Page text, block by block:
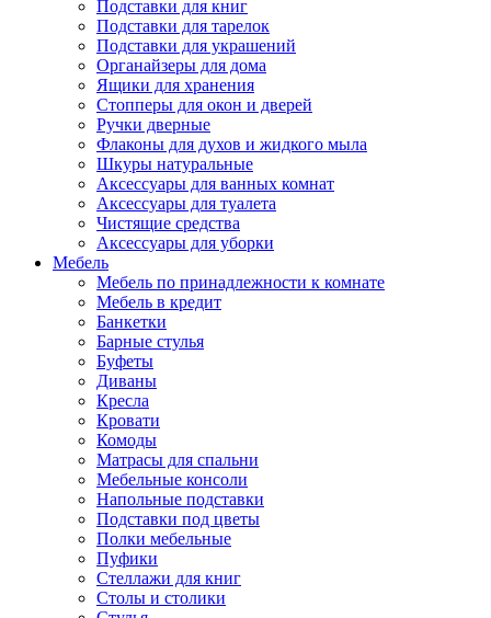
Подставки для книг
Подставки для тарелок
Подставки для украшений
Органайзеры для дома
Ящики для хранения
Стопперы для окон и дверей
Ручки дверные
Флаконы для духов и жидкого мыла
Шкуры натуральные
Аксессуары для ванных комнат
Аксессуары для туалета
Чистящие средства
Аксессуары для уборки
Мебель
Мебель по принадлежности к комнате
Мебель в кредит
Банкетки
Барные стулья
Буфеты
Диваны
Кресла
Кровати
Комоды
Матрасы для спальни
Мебельные консоли
Напольные подставки
Подставки под цветы
Полки мебельные
Пуфики
Стеллажи для книг
Столы и столики